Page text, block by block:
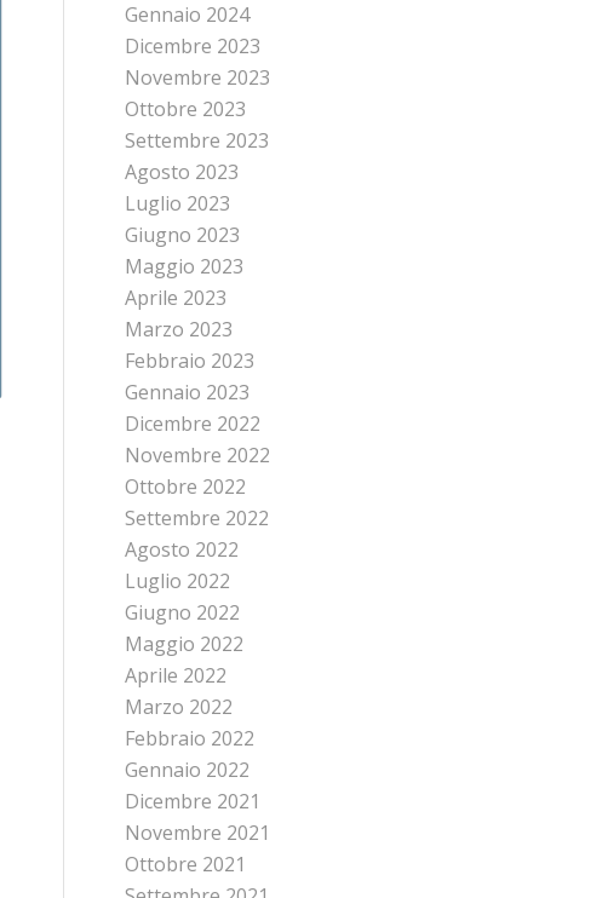
Gennaio 2024
Dicembre 2023
Novembre 2023
Ottobre 2023
Settembre 2023
Agosto 2023
Luglio 2023
Giugno 2023
Maggio 2023
Aprile 2023
Marzo 2023
Febbraio 2023
Gennaio 2023
Dicembre 2022
Novembre 2022
Ottobre 2022
Settembre 2022
Agosto 2022
Luglio 2022
Giugno 2022
Maggio 2022
Aprile 2022
Marzo 2022
Febbraio 2022
Gennaio 2022
Dicembre 2021
Novembre 2021
Ottobre 2021